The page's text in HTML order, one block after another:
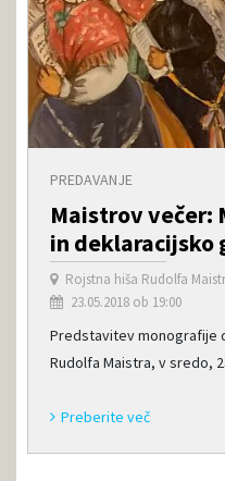
PREDAVANJE
Maistrov večer:
in deklaracijsko
Rojstna hiša Rudolfa
23.05.2018 ob 19:00
Predstavitev monografije
Rudolfa Maistra, v sredo,
Preberite več